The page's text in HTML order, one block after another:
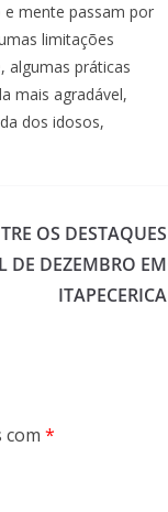
e mente passam por
limitações
algumas práticas
mais agradável,
dos idosos,
OS DESTAQUES
DE DEZEMBRO EM
ITAPECERICA
com *